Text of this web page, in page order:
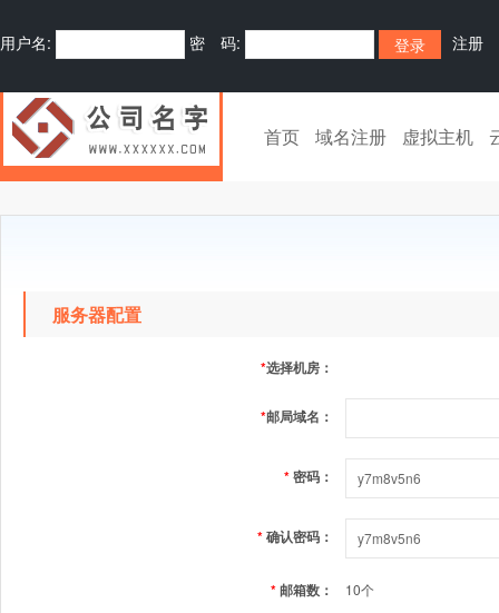
用户名: 密 码: 注册
首页 域名注册 虚拟主机
服务器配置
*选择机房：
*邮局域名：
*密码：
*确认密码：
*邮箱数： 10个